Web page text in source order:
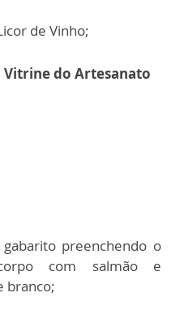
de Vinho;
Vitrine do Artesanato
preenchendo o
com salmão e
branco;